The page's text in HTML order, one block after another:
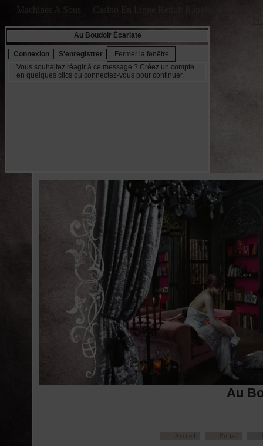
Machines A Sous
Au Boudoir Écarlate
Vous souhaitez réagir à ce message ? Créez un compte
en quelques clics ou connectez-vous pour continuer.
Au
Accueil Portail